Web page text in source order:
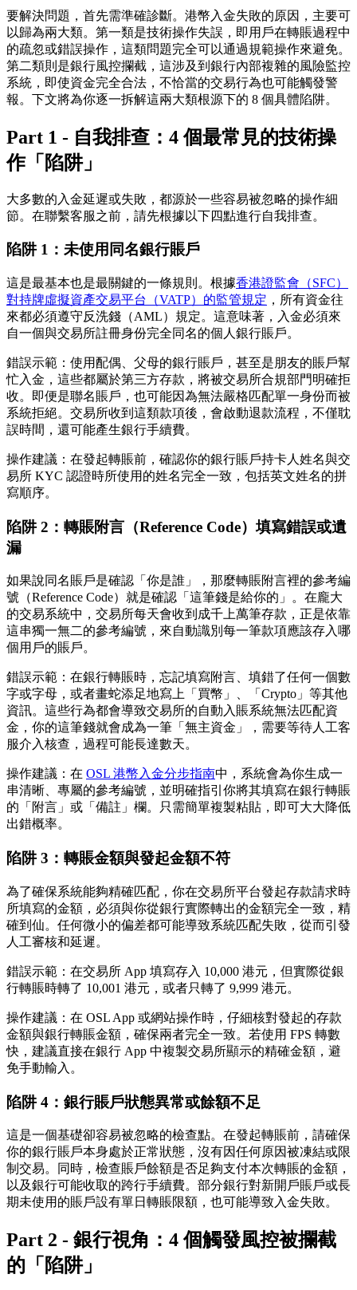
要解決問題，首先需準確診斷。港幣入金失敗的原因，主要可
以歸為兩大類。第一類是技術操作失誤 ，即用戶在轉賬過程中
的疏忽或錯誤操作，這類問題完全可以通過規範操作來避免。
第二類則是銀行風控攔截 ，這涉及到銀行內部複雜的風險監控
系統，即使資金完全合法，不恰當的交易行為也可能觸發警
報。下文將為你逐一拆解這兩大類根源下的 8 個具體陷阱。
Part 1 - 自我排查：4 個最常見的技術操
作「陷阱」
大多數的入金延遲或失敗，都源於一些容易被忽略的操作細
節。在聯繫客服之前，請先根據以下四點進行自我排查。
陷阱 1：未使用同名銀行賬戶
這是最基本也是最關鍵的一條規則。根據香港證監會（SFC）
對持牌虛擬資產交易平台（VATP）的監管規定 ，所有資金往
來都必須遵守反洗錢（AML）規定。這意味著，入金必須來
自一個與交易所註冊身份完全同名的個人銀行賬戶。
錯誤示範 ：使用配偶、父母的銀行賬戶，甚至是朋友的賬戶幫
忙入金，這些都屬於第三方存款，將被交易所合規部門明確拒
收。即便是聯名賬戶，也可能因為無法嚴格匹配單一身份而被
系統拒絕。交易所收到這類款項後，會啟動退款流程，不僅耽
誤時間，還可能產生銀行手續費。
操作建議 ：在發起轉賬前，確認你的銀行賬戶持卡人姓名與交
易所 KYC 認證時所使用的姓名完全一致，包括英文姓名的拼
寫順序。
陷阱 2：轉賬附言（Reference Code）填寫錯誤或遺
漏
如果說同名賬戶是確認「你是誰」，那麼轉賬附言裡的參考編
號 （Reference Code）就是確認「這筆錢是給你的」。在龐大
的交易系統中，交易所每天會收到成千上萬筆存款，正是依靠
這串獨一無二的參考編號，來自動識別每一筆款項應該存入哪
個用戶的賬戶。
錯誤示範 ：在銀行轉賬時，忘記填寫附言、填錯了任何一個數
字或字母，或者畫蛇添足地寫上「買幣」、「Crypto」等其他
資訊。這些行為都會導致交易所的自動入賬系統無法匹配資
金，你的這筆錢就會成為一筆「無主資金」，需要等待人工客
服介入核查，過程可能長達數天。
操作建議 ：在 OSL 港幣入金分步指南中，系統會為你生成一
串清晰、專屬的參考編號，並明確指引你將其填寫在銀行轉賬
的「附言」或「備註」欄。只需簡單複製粘貼，即可大大降低
出錯概率。
陷阱 3：轉賬金額與發起金額不符
為了確保系統能夠精確匹配，你在交易所平台發起存款請求時
所填寫的金額，必須與你從銀行實際轉出的金額完全一致，精
確到仙。任何微小的偏差都可能導致系統匹配失敗，從而引發
人工審核和延遲。
錯誤示範 ：在交易所 App 填寫存入 10,000 港元，但實際從銀
行轉賬時轉了 10,001 港元，或者只轉了 9,999 港元。
操作建議 ：在 OSL App 或網站操作時，仔細核對發起的存款
金額與銀行轉賬金額，確保兩者完全一致。若使用 FPS 轉數
快，建議直接在銀行 App 中複製交易所顯示的精確金額，避
免手動輸入。
陷阱 4：銀行賬戶狀態異常或餘額不足
這是一個基礎卻容易被忽略的檢查點。在發起轉賬前，請確保
你的銀行賬戶本身處於正常狀態，沒有因任何原因被凍結或限
制交易。同時，檢查賬戶餘額是否足夠支付本次轉賬的金額，
以及銀行可能收取的跨行手續費。部分銀行對新開戶賬戶或長
期未使用的賬戶設有單日轉賬限額，也可能導致入金失敗。
Part 2 - 銀行視角：4 個觸發風控被攔截
的「陷阱」